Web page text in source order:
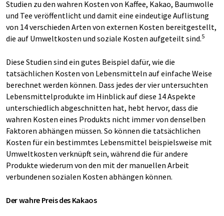
Studien zu den wahren Kosten von Kaffee, Kakao, Baumwolle
und Tee veröffentlicht und damit eine eindeutige Auflistung
von 14 verschieden Arten von externen Kosten bereitgestellt,
die auf Umweltkosten und soziale Kosten aufgeteilt sind.5
Diese Studien sind ein gutes Beispiel dafür, wie die
tatsächlichen Kosten von Lebensmitteln auf einfache Weise
berechnet werden können. Dass jedes der vier untersuchten
Lebensmittelprodukte im Hinblick auf diese 14 Aspekte
unterschiedlich abgeschnitten hat, hebt hervor, dass die
wahren Kosten eines Produkts nicht immer von denselben
Faktoren abhängen müssen. So können die tatsächlichen
Kosten für ein bestimmtes Lebensmittel beispielsweise mit
Umweltkosten verknüpft sein, während die für andere
Produkte wiederum von den mit der manuellen Arbeit
verbundenen sozialen Kosten abhängen können.
Der wahre Preis des Kakaos